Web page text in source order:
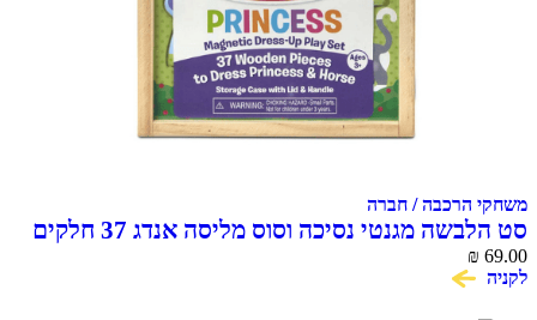
משחקי הרכבה / חברה
סט הלבשה מגנטי נסיכה וסוס מליסה אנדג 37 חלקים
מעץ ₪ 69.00
לקניה